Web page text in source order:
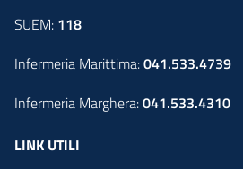
SUEM: 118
Infermeria Marittima:041.533.4739
Infermeria Marghera:041.533.4310
LINK UTILI